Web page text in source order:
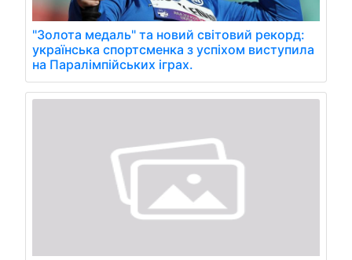
"Золота медаль" та новий світовий рекорд:
українська спортсменка з успіхом виступила
на Паралімпійських іграх.